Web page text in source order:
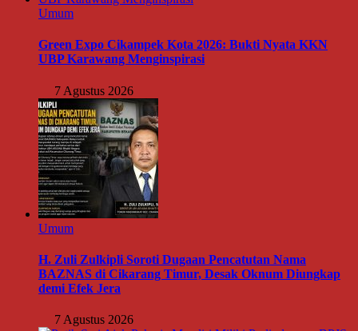
Umum
Green Expo Cikampek Kota 2026: Bukti Nyata KKN
UBP Karawang Menginspirasi
7 Agustus 2026
Umum
H. Zuli Zulkipli Soroti Dugaan Pencatutan Nama
BAZNAS di Cikarang Timur, Desak Oknum Diungkap
demi Efek Jera
7 Agustus 2026